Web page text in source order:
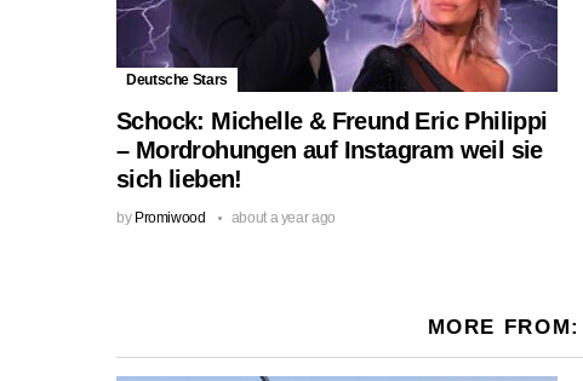
Deutsche Stars
Schock: Michelle & Freund Eric Philippi
– Mordrohungen auf Instagram weil sie
sich lieben!
by Promiwood about a year ago
MORE FROM: